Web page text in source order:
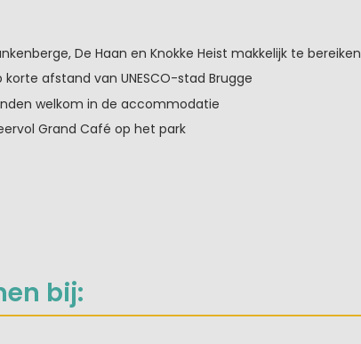
De Haan en Knokke Heist makkelijk te bereiken
korte afstand van UNESCO-stad Brugge
welkom in de accommodatie
Grand Café op het park
bij: